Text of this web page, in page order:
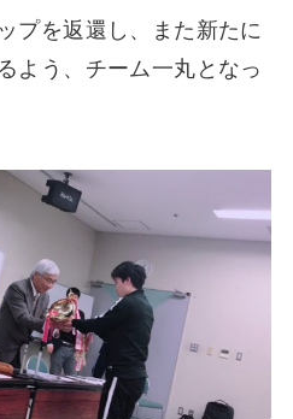
プを返還し、また新たに
よう、チーム一丸となっ